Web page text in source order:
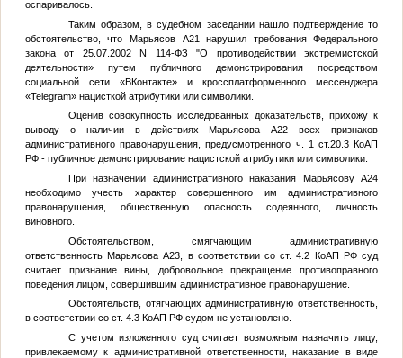
оспаривалось.
Таким образом, в судебном заседании нашло подтверждение то
обстоятельство, что Марьясов А21
нарушил требования Федерального
закона от 25.07.2002 N 114-ФЗ "О противодействии экстремистской
деятельности» путем публичного демонстрирования посредством
социальной сети «ВКонтакте» и кроссплатформенного мессенджера
«Telegram» нацисткой атрибутики или символики.
Оценив совокупность исследованных доказательств, прихожу к
выводу о наличии в действиях МарьясоваА22 всех признаков
административного правонарушения, предусмотренного ч. 1 ст.20.3 КоАП
РФ - публичное демонстрирование нацистской атрибутики или символики.
При назначении административного наказания МарьясовуА24
необходимо учесть характер совершенного им административного
правонарушения, общественную опасность содеянного, личность
виновного.
Обстоятельством, смягчающим административную
ответственность МарьясоваА23 , в соответствии со ст. 4.2 КоАП РФ суд
считает признание вины, добровольное прекращение противоправного
поведения лицом, совершившим административное правонарушение.
Обстоятельств, отягчающих административную ответственность,
в соответствии со ст. 4.3 КоАП РФ судом не установлено.
С учетом изложенного суд считает возможным назначить лицу,
привлекаемому к административной ответственности, наказание в виде